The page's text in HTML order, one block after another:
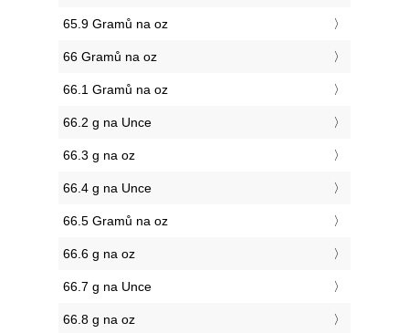
65.9 Gramů na oz
66 Gramů na oz
66.1 Gramů na oz
66.2 g na Unce
66.3 g na oz
66.4 g na Unce
66.5 Gramů na oz
66.6 g na oz
66.7 g na Unce
66.8 g na oz